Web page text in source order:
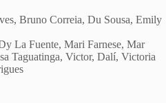
Bruno Correia, Du Sousa, Emily
La Fuente, Mari Farnese, Mar
Taguatinga, Victor, Dalí, Victoria